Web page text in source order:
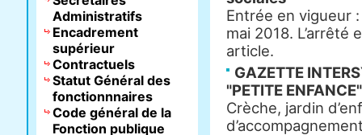
Entrée en vigueur
mai 2018.
article.
GAZETTE
"PETITE ENFANCE"
Crèche, jardin
Administratifs
Encadrement
supérieur
Contractuels
Statut Général des
fonctionnnaires
Code général de la
Fonction publique